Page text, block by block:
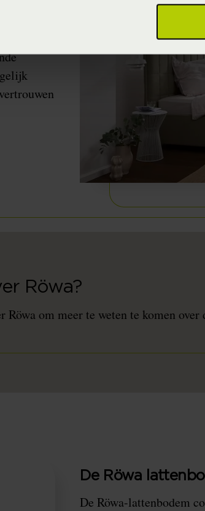
Röwa?
om meer te weten te komen over
De Röwa
De Röwa-lattenbodem